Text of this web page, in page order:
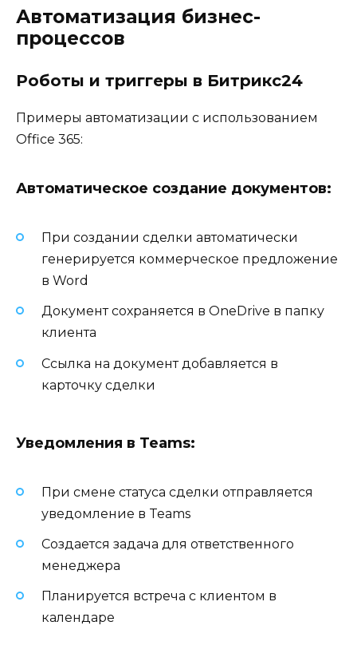
Автоматизация бизнес-
процессов
Роботы и триггеры в Битрикс24
Примеры автоматизации с использованием
Office 365:
Автоматическое создание документов:
При создании сделки автоматически
генерируется коммерческое предложение
в Word
Документ сохраняется в OneDrive в папку
клиента
Ссылка на документ добавляется в
карточку сделки
Уведомления в Teams:
При смене статуса сделки отправляется
уведомление в Teams
Создается задача для ответственного
менеджера
Планируется встреча с клиентом в
календаре